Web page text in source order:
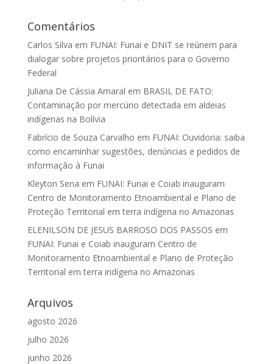
Comentários
Carlos Silva em FUNAI: Funai e DNIT se reúnem para
dialogar sobre projetos prioritários para o Governo
Federal
Juliana De Cássia Amaral em BRASIL DE FATO:
Contaminação por mercúrio detectada em aldeias
indígenas na Bolívia
Fabrício de Souza Carvalho em FUNAI: Ouvidoria: saiba
como encaminhar sugestões, denúncias e pedidos de
informação à Funai
Kleyton Sena em FUNAI: Funai e Coiab inauguram
Centro de Monitoramento Etnoambiental e Plano de
Proteção Territorial em terra indígena no Amazonas
ELENILSON DE JESUS BARROSO DOS PASSOS em
FUNAI: Funai e Coiab inauguram Centro de
Monitoramento Etnoambiental e Plano de Proteção
Territorial em terra indígena no Amazonas
Arquivos
agosto 2026
julho 2026
junho 2026